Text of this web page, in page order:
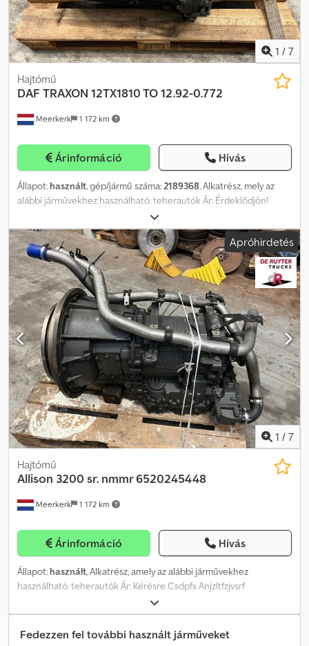
1 / 7
Meerkerk 1 172 km
Hajtómű
DAF TRAXON 12TX1810 TO 12.92-0.772
Árinformáció Hívás
Állapot: használt, gép/jármű száma:2189368, Alkatrész, mely az
alábbi járművekhez használható: teherautók Ár: Érdeklődjön!
Crodpjzltlnjfx Anvof Áfa/különadó: Áfa levonható Típusjel: 2189368
Apróhirdetés
1 / 7
Meerkerk 1 172 km
Hajtómű
Allison 3200 sr. nmmr 6520245448
Árinformáció Hívás
Állapot: használt, Alkatrész, amely az alábbi járművekhez
használható: teherautók Ár: Kérésre Csdpfx Anjzltfzjvsrf
Áfa/különadó: Áfa levonható Típusjelzés: 6520245448
Fedezzen fel további használt járműveket